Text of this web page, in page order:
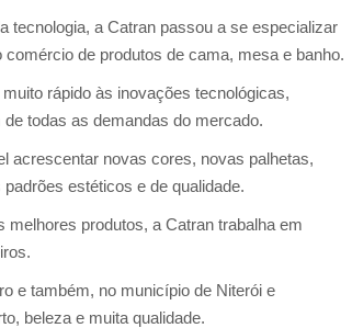
tecnologia, a Catran passou a se especializar
de produtos de cama, mesa e banho.
rápido às inovações tecnológicas,
todas as demandas do mercado.
acrescentar novas cores, novas palhetas,
estéticos e de qualidade.
produtos, a Catran trabalha em
e também, no município de Niterói e
beleza e muita qualidade.